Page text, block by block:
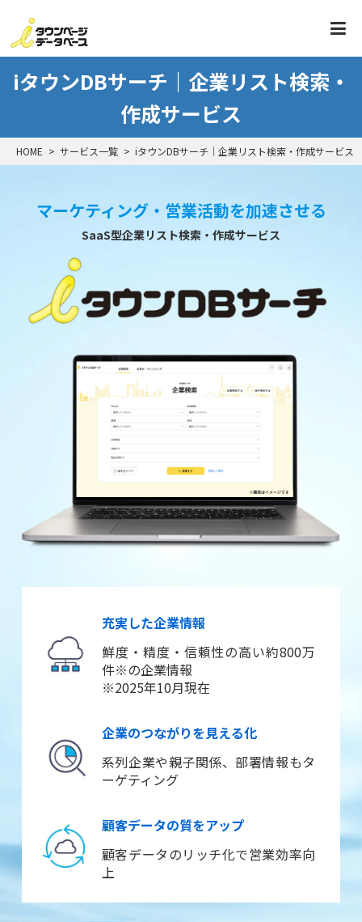
HOME サービス一覧 iタウンDBサーチ｜企業リスト検索・作成サービス
iタウンDBサーチ｜企業リスト検索・
作成サービス
マーケティング・営業活動を加速させる
SaaS型企業リスト検索・作成サービス
充実した企業情報
鮮度・精度・信頼性の高い約800万
件※の企業情報
※2025年10月現在
企業のつながりを見える化
系列企業や親子関係、部署情報もタ
ーゲティング
顧客データの質をアップ
顧客データのリッチ化で営業効率向
上